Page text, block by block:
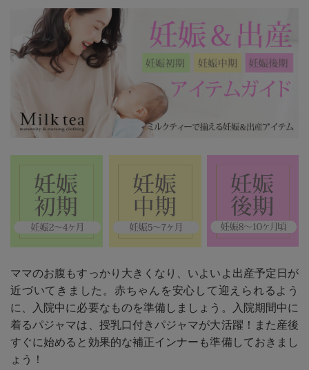
ママのお腹もすっかり大きくなり、いよいよ出産予定日が
近づいてきました。赤ちゃんを安心して迎えられるよう
に、入院中に必要なものを準備しましょう。入院期間中に
着るパジャマは、授乳口付きパジャマが大活躍！また産後
すぐに始めると効果的な補正インナーも準備しておきまし
ょう！